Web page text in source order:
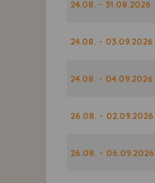
24.08. - 31.08.2026
24.08. - 03.09.2026
24.08. - 04.09.2026
26.08. - 02.09.2026
26.08. - 06.09.2026